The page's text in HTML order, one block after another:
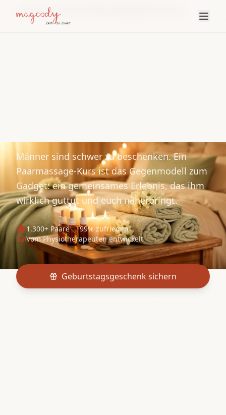
Startseite/Geschenke
Männer sind schwer zu beschenken. Ein
Paarmassage-Kurs ist das Gegenmodell zum
Gadget: ein gemeinsames Erlebnis, das ihm
wirklich guttut und euch näherbringt.
1.300+ Paare
99% zufrieden
Vom Physiotherapeuten entwickelt
Geburtstagsgeschenk sichern